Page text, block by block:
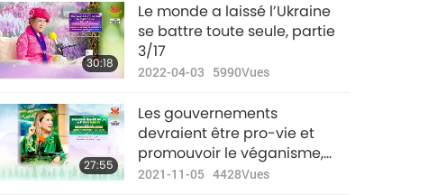
30:18
Le monde a laissé l’Ukraine
se battre toute seule, partie
3/17
2022-04-03 5990Vues
27:55
Les gouvernements
devraient être pro-vie et
promouvoir le véganisme,
partie 7/8
2021-11-05 4428Vues